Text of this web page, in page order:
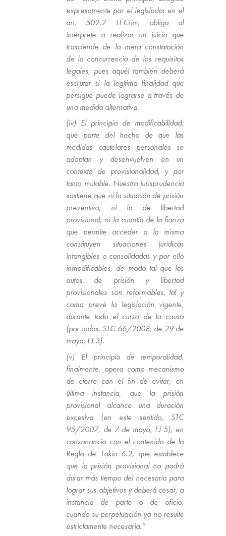
expresamente por el legislador en el
art. 502.2 LECrim, obliga al
intérprete a realizar un juicio que
trasciende de la mera constatación
de la concurrencia de los requisitos
legales, pues aquél también deberá
escrutar si la legítima finalidad que
persigue puede lograrse a través de
una medida alternativa.
(iv) El principio de modificabilidad,
que parte del hecho de que las
medidas cautelares personales se
adoptan y desenvuelven en un
contexto de provisionalidad, y por
tanto mutable. Nuestra jurisprudencia
sostiene que ni la situación de prisión
preventiva, ni la de libertad
provisional, ni la cuantía de la fianza
que permite acceder a la misma
constituyen situaciones jurídicas
intangibles o consolidadas y por ello
inmodificables, de modo tal que los
autos de prisión y libertad
provisionales son reformables, tal y
como prevé la legislación vigente,
durante todo el curso de la causa
(por todas, STC 66/2008, de 29 de
mayo, FJ 3).
(v) El principio de temporalidad,
finalmente, opera como mecanismo
de cierre con el fin de evitar, en
última instancia, que la prisión
provisional alcance una duración
excesiva (en este sentido, STC
95/2007, de 7 de mayo, FJ 5), en
consonancia con el contenido de la
Regla de Tokio 6.2, que establece
que la prisión provisional no podrá
durar más tiempo del necesario para
lograr sus objetivos y deberá cesar, a
instancia de parte o de oficio,
cuando su perpetuación ya no resulte
estrictamente necesaria.”